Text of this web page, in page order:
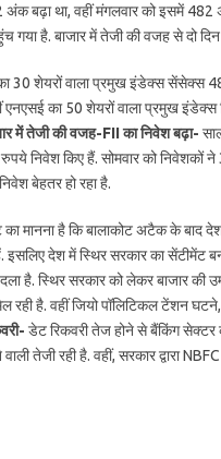
बढ़ा था, वहीं मंगलवार को इसमें 482
है. बाजार में तेजी की वजह से दो
का 30 शेयरों वाला प्रमुख इंडेक्स सेंसेक्स
का 50 शेयरों वाला प्रमुख
में तेजी की वजह-FII का निवेश बढ़ा-
निवेश किए हैं. सोमवार को निवेशकों ने
बेहतर हो रहा है.
का मानना है कि बालाकोट अटैक के बाद
इसलिए देश में स्थिर सरकार का सेंटीमेंट
है. स्थिर सरकार को लेकर बाजार
रही है. वहीं जियो पॉलिटिकल टेंशन
डेट रिकवरी तेज होने से बैंकिंग सेक्टर
तेजी रही है. वहीं, सरकार द्वारा